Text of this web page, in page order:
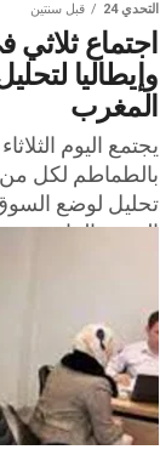
التحدي 24 قبل سنتين
اجتماع ثلاثي
وإيطاليا
المغرب
يجتمع اليوم
بالطماطم لكل من
تحليل لوضع
الصحة النباتية...